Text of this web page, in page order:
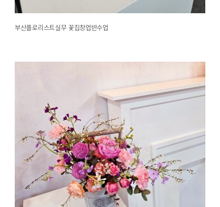
부산플로리스트실무 꽃집창업반수업
부산문화센터플로리스트실무플라워바스켓꽃수업
2025.02.12해운대한국문화센터